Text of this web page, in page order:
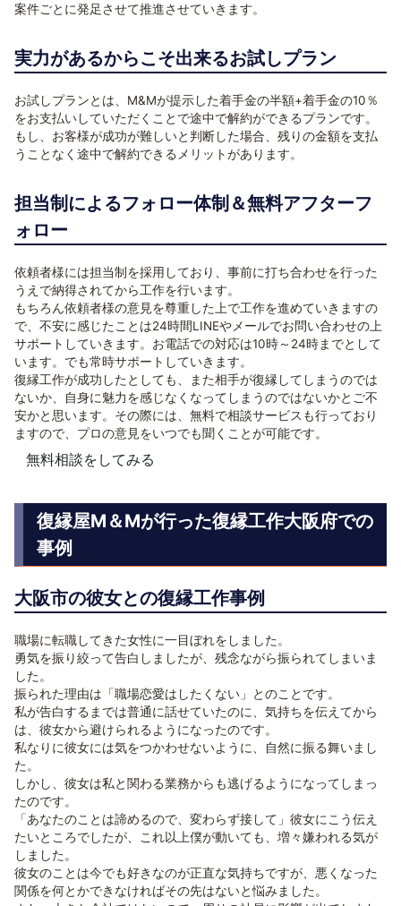
案件ごとに発足させて推進させていきます。
実力があるからこそ出来るお試しプラン
お試しプランとは、M&Mが提示した着手金の半額+着手金の10％
をお支払いしていただくことで途中で解約ができるプランです。
もし、お客様が成功が難しいと判断した場合、残りの金額を支払
うことなく途中で解約できるメリットがあります。
担当制によるフォロー体制＆無料アフターフ
ォロー
依頼者様には担当制を採用しており、事前に打ち合わせを行った
うえで納得されてから工作を行います。
もちろん依頼者様の意見を尊重した上で工作を進めていきますの
で、不安に感じたことは24時間LINEやメールでお問い合わせの上
サポートしていきます。お電話での対応は10時～24時までとして
います。でも常時サポートしていきます。
復縁工作が成功したとしても、また相手が復縁してしまうのでは
ないか、自身に魅力を感じなくなってしまうのではないかとご不
安かと思います。その際には、無料で相談サービスも行っており
ますので、プロの意見をいつでも聞くことが可能です。
無料相談をしてみる
復縁屋M＆Mが行った復縁工作大阪府での
事例
大阪市の彼女との復縁工作事例
職場に転職してきた女性に一目ぼれをしました。
勇気を振り絞って告白しましたが、残念ながら振られてしまいま
した。
振られた理由は「職場恋愛はしたくない」とのことです。
私が告白するまでは普通に話せていたのに、気持ちを伝えてから
は、彼女から避けられるようになったのです。
私なりに彼女には気をつかわせないように、自然に振る舞いまし
た。
しかし、彼女は私と関わる業務からも逃げるようになってしまっ
たのです。
「あなたのことは諦めるので、変わらず接して」彼女にこう伝え
たいところでしたが、これ以上僕が動いても、増々嫌われる気が
しました。
彼女のことは今でも好きなのが正直な気持ちですが、悪くなった
関係を何とかできなければその先はないと悩みました。